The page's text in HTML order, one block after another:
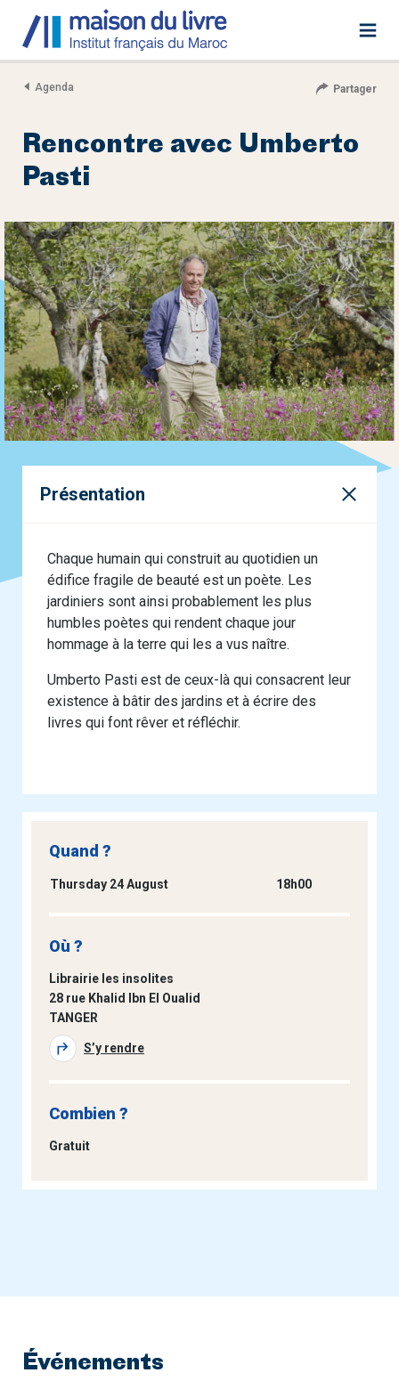
Agenda Partager
Rencontre avec Umberto
Pasti
Présentation
Chaque humain qui construit au quotidien un
édifice fragile de beauté est un poète. Les
jardiniers sont ainsi probablement les plus
humbles poètes qui rendent chaque jour
hommage à la terre qui les a vus naître.
Umberto Pasti est de ceux-là qui consacrent leur
existence à bâtir des jardins et à écrire des
livres qui font rêver et réfléchir.
Quand ?
Thursday 24 August 18h00
Où ?
Librairie les insolites
28 rue Khalid Ibn El Oualid
TANGER
S’y rendre
Combien ?
Gratuit
Événements